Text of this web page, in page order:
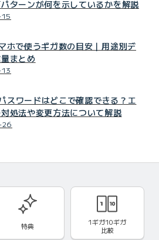
ターンが何を示しているかを解説
ホで使うギガ数の目安｜用途別デ
まとめ
スワードはどこで確認できる？エ
処法や変更方法について解説
特典
1ギガ10ギガ
比較